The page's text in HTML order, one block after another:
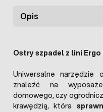
Opis
Ostry szpadel z lini Ergo
Uniwersalne narzędzie
znaleźć na
domowego, czy
krawędzią, która